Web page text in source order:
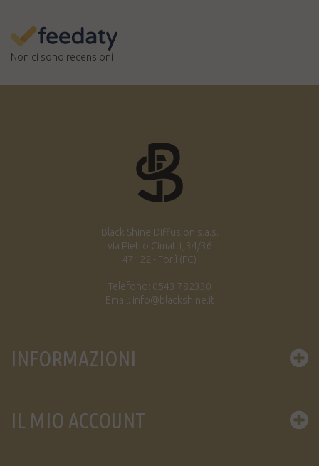
Non ci sono recensioni
Black Shine Diffusion s.a.s.
via Pietro Cimatti, 34/36
47122 - Forlì (FC)
Telefono: 0543 782330
Email: info@blackshine.it
INFORMAZIONI
IL MIO ACCOUNT